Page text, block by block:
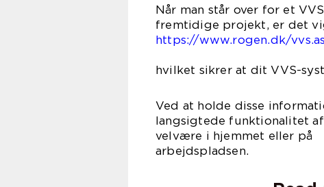
Når man står over for et
fremtidige projekt, er det
https://www.rogen.dk/
kan
hvilket sikrer at dit VVS-
Ved at holde disse
langsigtede funktionalitet
velvære i hjemmet eller på